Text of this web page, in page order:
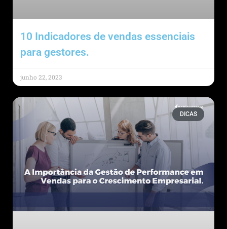
10 Indicadores de vendas essenciais
para gestores.
junho 22, 2023
DICAS